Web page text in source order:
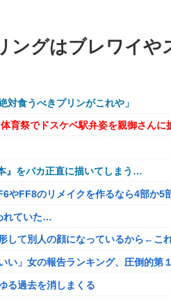
ングはブレワイや
対食うべきプリンがこれや」
育祭でドスケベ駅弁姿を親御さんに
』をバカ正直に描いてしまう…
やFF8のリメイクを作るなら4部か5
れていた…
して別人の顔になっているから←こ
い」女の報告ランキング、圧倒的
る過去を消しまくる